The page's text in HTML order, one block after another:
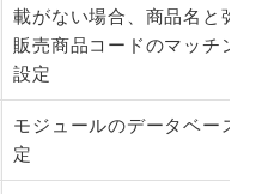
載がない場合、商品名と弥生
販売商品コードのマッチング
設定
モジュールのデータベース設
定